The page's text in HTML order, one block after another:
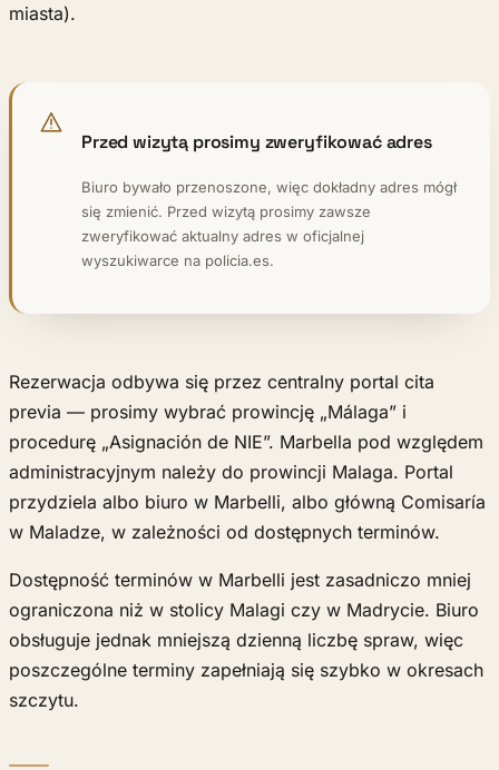
miasta).
Przed wizytą prosimy zweryfikować adres
Biuro bywało przenoszone, więc dokładny adres mógł
się zmienić. Przed wizytą prosimy zawsze
zweryfikować aktualny adres w oficjalnej
wyszukiwarce na policia.es.
Rezerwacja odbywa się przez centralny portal cita
previa — prosimy wybrać prowincję „Málaga” i
procedurę „Asignación de NIE”. Marbella pod względem
administracyjnym należy do prowincji Malaga. Portal
przydziela albo biuro w Marbelli, albo główną Comisaría
w Maladze, w zależności od dostępnych terminów.
Dostępność terminów w Marbelli jest zasadniczo mniej
ograniczona niż w stolicy Malagi czy w Madrycie. Biuro
obsługuje jednak mniejszą dzienną liczbę spraw, więc
poszczególne terminy zapełniają się szybko w okresach
szczytu.